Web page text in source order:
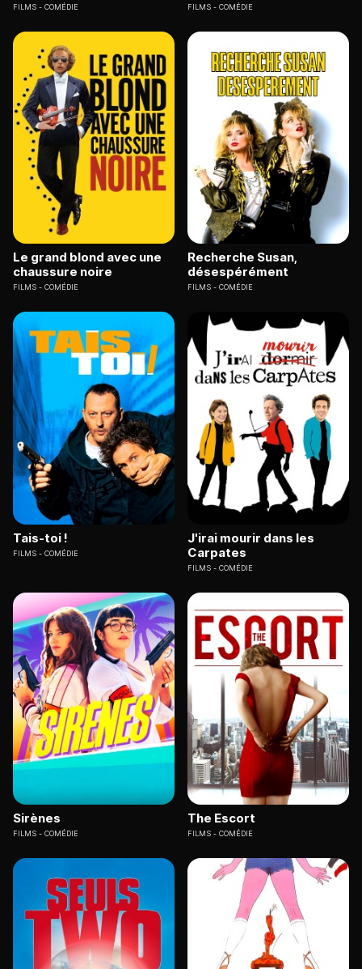
FILMS COMÉDIE FILMS COMÉDIE
Le grand blond avec une
chaussure noire
FILMS COMÉDIE
Recherche Susan,
désespérément
FILMS COMÉDIE
Tais-toi !
FILMS COMÉDIE
J'irai mourir dans les
Carpates
FILMS COMÉDIE
Sirènes
FILMS COMÉDIE
The Escort
FILMS COMÉDIE